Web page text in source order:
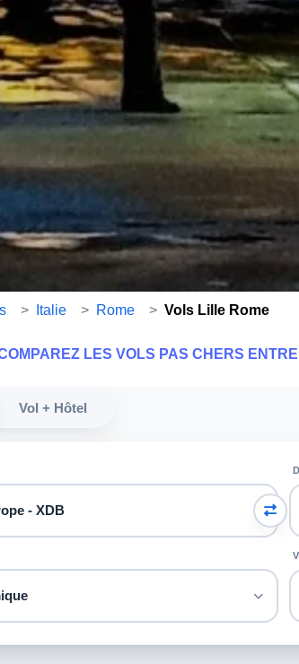
> Italie > Rome > Vols Lille Rome
LES VOLS PAS CHERS
Vol + Hôtel